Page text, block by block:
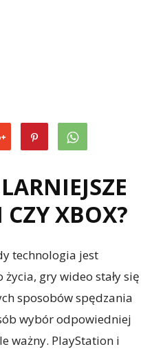
XBOX?
technologia jest
życia, gry wideo stały się
sposobów spędzania
wybór odpowiedniej
ważny. PlayStation i